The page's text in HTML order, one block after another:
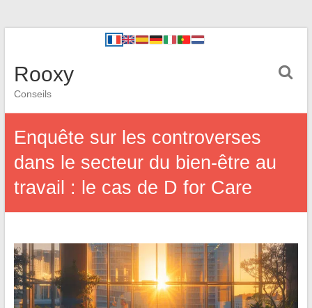
Rooxy
Conseils
Enquête sur les controverses
dans le secteur du bien-être au
travail : le cas de D for Care